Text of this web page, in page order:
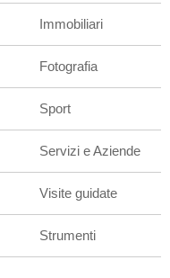
Immobiliari
Fotografia
Sport
Servizi e Aziende
Visite guidate
Strumenti